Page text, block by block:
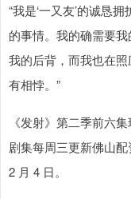
“我是‘一又友’的诚恳
的事情。我的确需要
我的后背，而我也在
有相悖。”
《发射》第二季前六
剧集每周三更新佛山
2 月 4 日。